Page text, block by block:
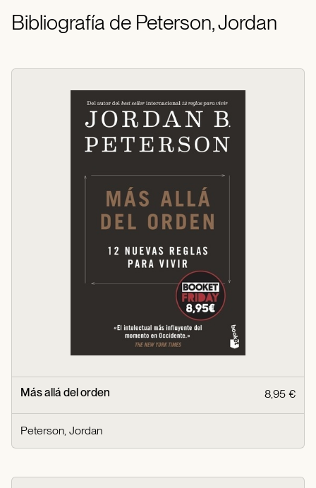
Bibliografía de Peterson, Jordan
Más allá del orden 8,95 €
Peterson, Jordan